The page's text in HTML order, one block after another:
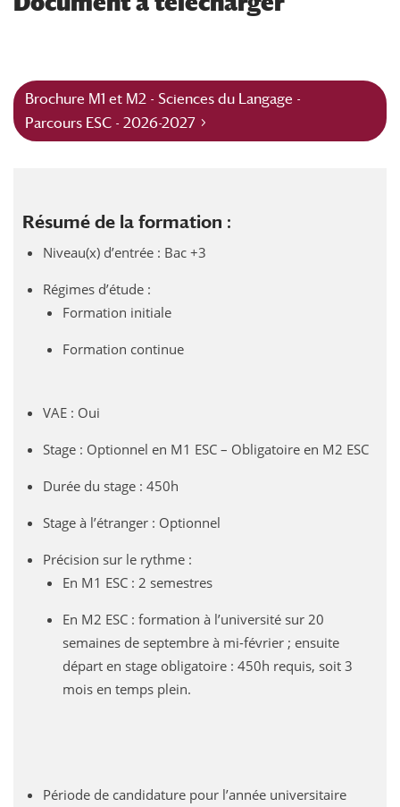
Brochure M1 et M2 - Sciences du Langage -
Parcours ESC - 2026-2027
Résumé de la formation :
Niveau(x) d’entrée : Bac +3
Régimes d’étude :
Formation initiale
Formation continue
VAE : Oui
Stage : Optionnel en M1 ESC – Obligatoire en M2 ESC
Durée du stage : 450h
Stage à l’étranger : Optionnel
Précision sur le rythme :
En M1 ESC : 2 semestres
En M2 ESC : formation à l’université sur 20
semaines de septembre à mi-février ; ensuite
départ en stage obligatoire : 450h requis, soit 3
mois en temps plein.
Période de candidature pour l’année universitaire